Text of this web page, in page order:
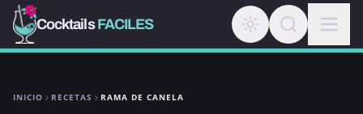
CocktailsFACILES
INICIO RECETAS RAMA DE CANELA